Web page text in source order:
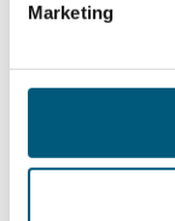
Marketing